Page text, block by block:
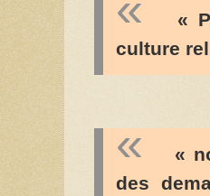
«
culture
«
des